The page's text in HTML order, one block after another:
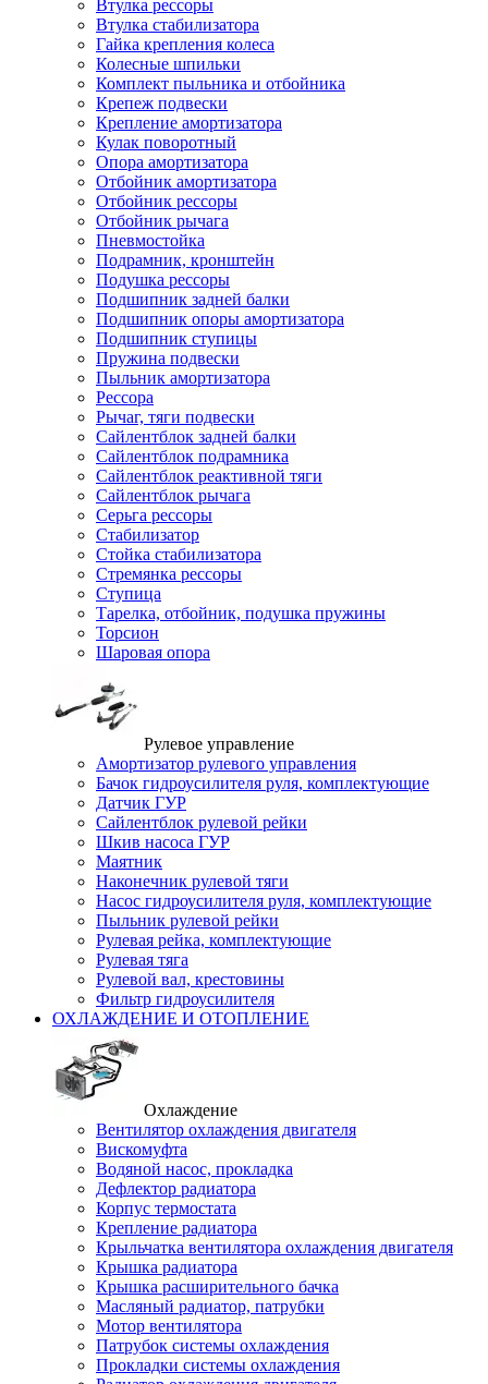
Втулка рессоры
Втулка стабилизатора
Гайка крепления колеса
Колесные шпильки
Комплект пыльника и отбойника
Крепеж подвески
Крепление амортизатора
Кулак поворотный
Опора амортизатора
Отбойник амортизатора
Отбойник рессоры
Отбойник рычага
Пневмостойка
Подрамник, кронштейн
Подушка рессоры
Подшипник задней балки
Подшипник опоры амортизатора
Подшипник ступицы
Пружина подвески
Пыльник амортизатора
Рессора
Рычаг, тяги подвески
Сайлентблок задней балки
Сайлентблок подрамника
Сайлентблок реактивной тяги
Сайлентблок рычага
Серьга рессоры
Стабилизатор
Стойка стабилизатора
Стремянка рессоры
Ступица
Тарелка, отбойник, подушка пружины
Торсион
Шаровая опора
Рулевое управление
Амортизатор рулевого управления
Бачок гидроусилителя руля, комплектующие
Датчик ГУР
Сайлентблок рулевой рейки
Шкив насоса ГУР
Маятник
Наконечник рулевой тяги
Насос гидроусилителя руля, комплектующие
Пыльник рулевой рейки
Рулевая рейка, комплектующие
Рулевая тяга
Рулевой вал, крестовины
Фильтр гидроусилителя
ОХЛАЖДЕНИЕ И ОТОПЛЕНИЕ
Охлаждение
Вентилятор охлаждения двигателя
Вискомуфта
Водяной насос, прокладка
Дефлектор радиатора
Корпус термостата
Крепление радиатора
Крыльчатка вентилятора охлаждения двигателя
Крышка радиатора
Крышка расширительного бачка
Масляный радиатор, патрубки
Мотор вентилятора
Патрубок системы охлаждения
Прокладки системы охлаждения